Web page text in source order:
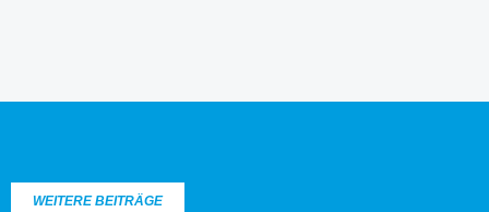
WEITERE BEITRÄGE